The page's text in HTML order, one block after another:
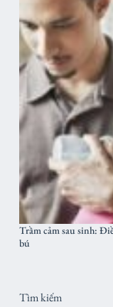
Trầm cảm sau sinh:
bú
Tìm kiếm